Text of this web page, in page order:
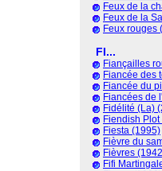
Feux de la
Feux de la
Feux rouges
FI...
Fiançailles
Fiancée des
Fiancée du
Fiancées de
Fidélité (La)
Fiendish
Fiesta (1995)
Fièvre du
Fièvres
Fifi